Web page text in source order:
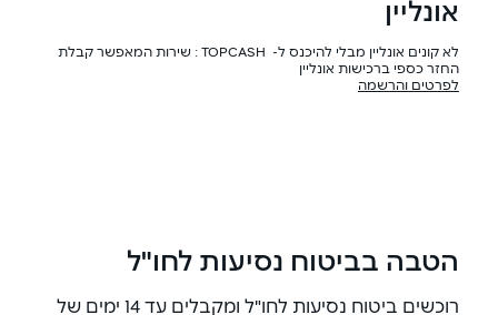
אונליין
לא קונים אונליין מבלי להיכנס ל- TOPCASH : שירות המאפשר קבלת
החזר כספי ברכישות אונליין
לפרטים והרשמה
הטבה בביטוח נסיעות לחו"ל
רוכשים ביטוח נסיעות לחו"ל ומקבלים עד 14 ימים של